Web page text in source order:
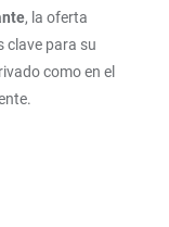
, la oferta
clave para su
como en el